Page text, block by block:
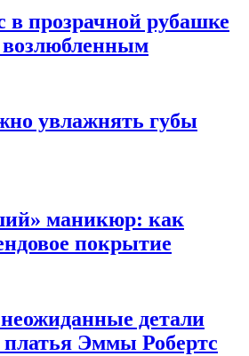
в прозрачной рубашке
возлюбленным
увлажнять губы
маникюр: как
покрытие
детали
платья Эммы Робертс